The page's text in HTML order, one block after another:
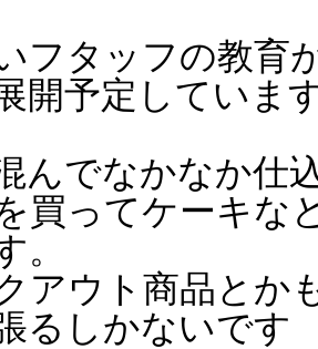
フタッフの教育
開予定していま
んでなかなか仕
買ってケーキな
。
アウト商品とか
るしかないです